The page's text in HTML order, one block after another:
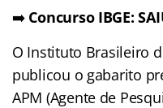
➡️ Concurso IBGE:
O Instituto Brasileiro
publicou o gabarito
APM (Agente de